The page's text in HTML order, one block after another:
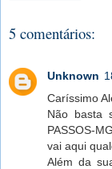
5 comentários:
Unknown
Caríssimo
Não basta
PASSOS-
vai aqui
Além da